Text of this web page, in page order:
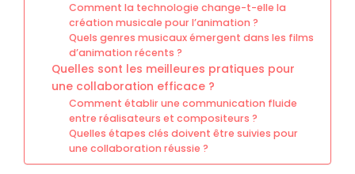
Comment la technologie change-t-elle la
création musicale pour l’animation ?
Quels genres musicaux émergent dans les films
d’animation récents ?
Quelles sont les meilleures pratiques pour
une collaboration efficace ?
Comment établir une communication fluide
entre réalisateurs et compositeurs ?
Quelles étapes clés doivent être suivies pour
une collaboration réussie ?